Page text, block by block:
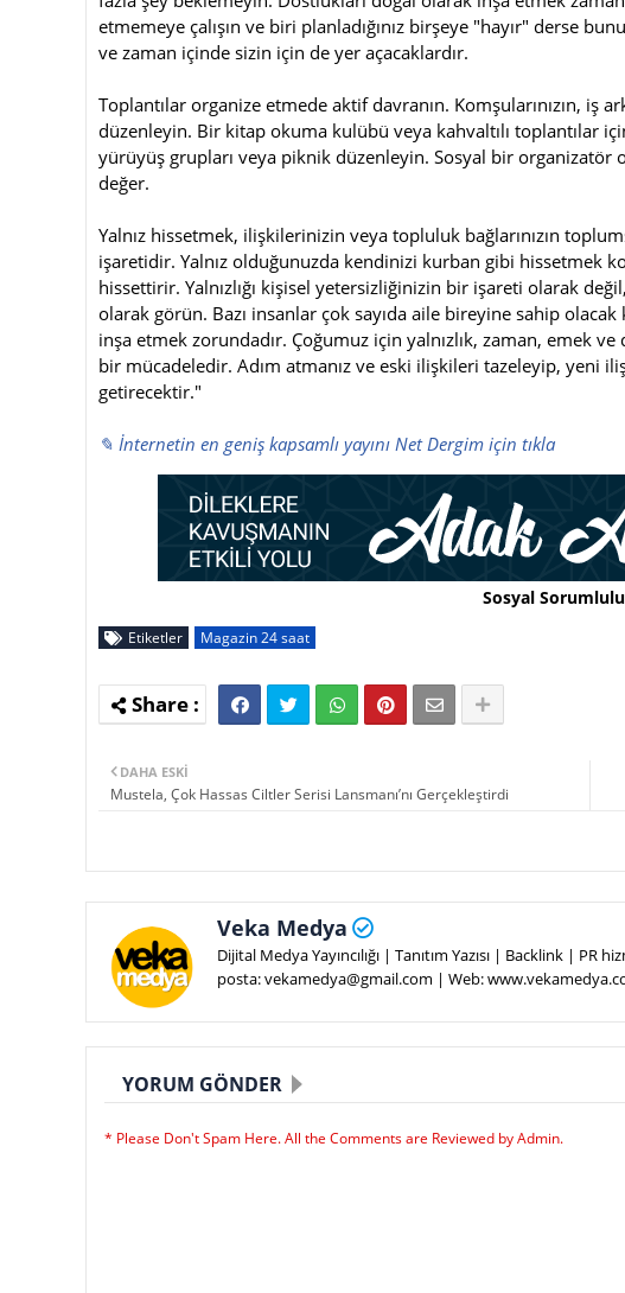
etmemeye çalışın ve biri planladığınız birşeye "hayır" derse
ve zaman içinde sizin için de yer açacaklardır.
Toplantılar organize etmede aktif davranın. Komşularınızın, iş
düzenleyin. Bir kitap okuma kulübü veya kahvaltılı toplantılar
yürüyüş grupları veya piknik düzenleyin. Sosyal bir
değer.
Yalnız hissetmek, ilişkilerinizin veya topluluk bağlarınızın
işaretidir. Yalnız olduğunuzda kendinizi kurban gibi hissetmek
hissettirir. Yalnızlığı kişisel yetersizliğinizin bir işareti olarak
olarak görün. Bazı insanlar çok sayıda aile bireyine sahip
inşa etmek zorundadır. Çoğumuz için yalnızlık, zaman, emek
bir mücadeledir. Adım atmanız ve eski ilişkileri tazeleyip, yeni
getirecektir."
✎ İnternetin en geniş kapsamlı yayını Net Dergim için tıkla
Sosyal
Etiketler Magazin 24 saat
DAHA ESKI
Mustela, Çok Hassas Ciltler Serisi Lansmanı’nı Gerçekleştirdi
Veka Medya
Dijital Medya Yayıncılığı | Tanıtım Yazısı | Backlink |
posta: vekamedya@gmail.com | Web:
YORUM GÖNDER
* Please Don't Spam Here. All the Comments are Reviewed by Admin.